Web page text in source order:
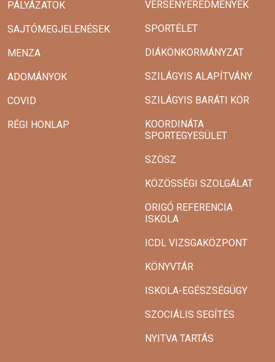
PÁLYÁZATOK
SAJTÓMEGJELENÉSEK
MENZA
ADOMÁNYOK
COVID
RÉGI HONLAP
VERSENYEREDMÉNYEK
SPORTÉLET
DIÁKÖNKORMÁNYZAT
SZILÁGYIS ALAPÍTVÁNY
SZILÁGYIS BARÁTI KÖR
KOORDINÁTA
SPORTEGYESÜLET
SZÖSZ
KÖZÖSSÉGI SZOLGÁLAT
ORIGÓ REFERENCIA
ISKOLA
ICDL VIZSGAKÖZPONT
KÖNYVTÁR
ISKOLA-EGÉSZSÉGÜGY
SZOCIÁLIS SEGÍTÉS
NYITVA TARTÁS